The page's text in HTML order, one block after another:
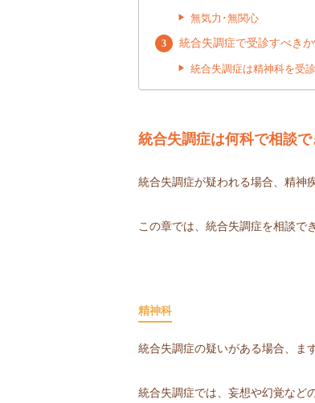
無気力･無関心
統合失調症で受診すべき
統合失調症は精神科を受
統合失調症は何科で相談で
統合失調症が疑われる場合、精神
この章では、統合失調症を相談で
精神科
統合失調症の疑いがある場合、ま
統合失調症では、妄想や幻覚など